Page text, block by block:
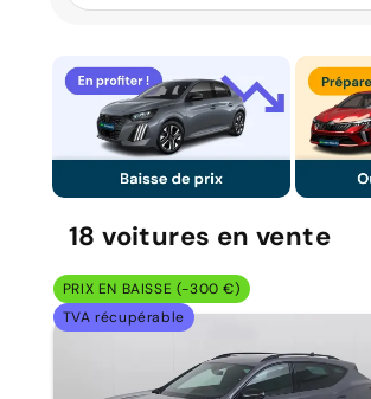
18voitures en vente
PRIX EN BAISSE (-300 €)
TVA récupérable